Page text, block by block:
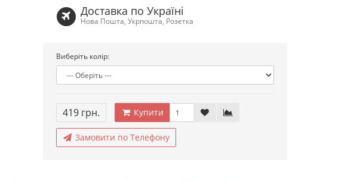
Доставка по Україні
Нова Пошта, Укрпошта, Розетка
Виберіть колір:
419 грн. Купити
Замовити по Телефону